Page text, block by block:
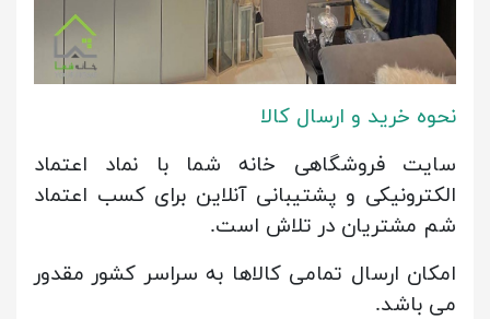
نحوه خرید و ارسال کالا
سایت فروشگاهی خانه شما با نماد اعتماد
الکترونیکی و پشتیبانی آنلاین برای کسب اعتماد
شم مشتریان در تلاش است.
امکان ارسال تمامی کالاها به سراسر کشور مقدور
می باشد.